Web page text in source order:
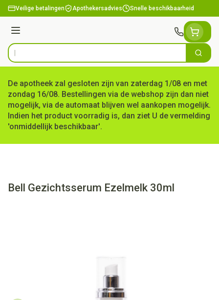
Ga naar de inhoud
Veilige betalingen Apothekersadvies Snelle beschikbaarheid
Menu
Product, merk, categorie... Zoek
De apotheek zal gesloten zijn van zaterdag 1/08 en met
zondag 16/08. Bestellingen via de webshop zijn dan niet
mogelijk, via de automaat blijven wel aankopen mogelijk.
Indien het product voorradig is, dan ziet U de vermelding
'onmiddellijk beschikbaar'.
Bell Gezichtsserum Ezelmelk 30ml